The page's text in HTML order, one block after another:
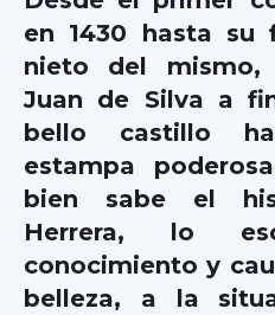
en 1430 hasta su
nieto del mismo,
Juan de Silva a
bello castillo
estampa
bien sabe el
Herrera, lo
conocimiento y
belleza, a la